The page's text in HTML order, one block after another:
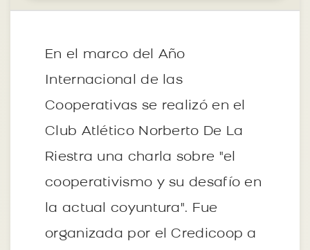
En el marco del Año
Internacional de las
Cooperativas se realizó en el
Club Atlético Norberto De La
Riestra una charla sobre "el
cooperativismo y su desafío en
la actual coyuntura". Fue
organizada por el Credicoop a